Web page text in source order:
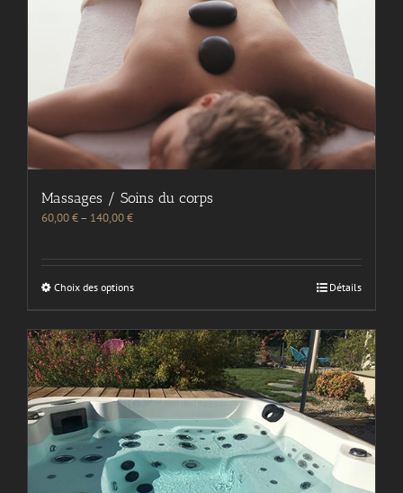
Massages / Soins du corps
60,00€– 140,00€
Choix des options Détails